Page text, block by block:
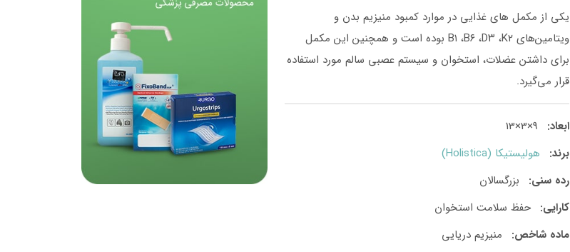
یکی از مکمل های غذایی در موارد کمبود منیزیم بدن و
ویتامین‌های B۱ ،B۶ ،D۳ ،K۲ بوده است و همچنین این مکمل
برای داشتن عضلات، استخوان و سیستم عصبی سالم مورد استفاده
قرار می‌گیرد.
ابعاد:
9×3×13
برند:
هولیستیکا (Holistica)
رده سنی:
بزرگسالان
کارایی: حفظ سلامت استخوان
ماده شاخص:
منیزیم دریایی